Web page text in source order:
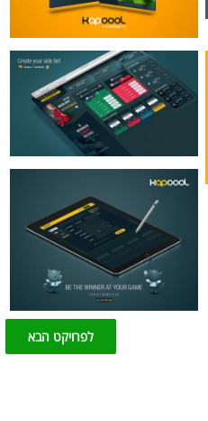
לפרויקט הבא